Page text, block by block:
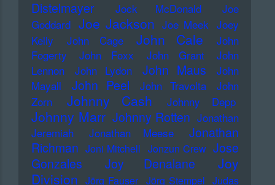
Distelmayer
Jock McDonald
Joe
Goddard Joe Jackson Joe Meek Joey
Kelly
John Cage John Cale
John
Fogerty
John Foxx John Grant
John
Lennon
John Lydon John Maus
John
Mayall
John Peel John Travolta
John
Zorn
Johnny Cash Johnny Depp
Johnny Marr Johnny Rotten Jonathan
Jeremiah
Jonathan Meese
Jonathan
Richman Joni Mitchell Jonzun Crew Jose
Gonzales
Joy Denalane
Joy
Division Jörg Fauser Jörg Stempel Judas